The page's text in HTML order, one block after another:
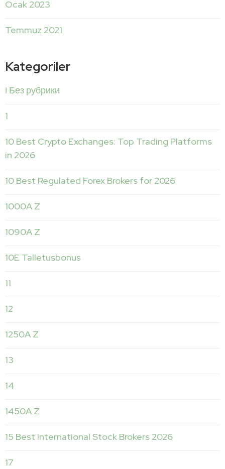
Ocak 2023
Temmuz 2021
Kategoriler
! Без рубрики
1
10 Best Crypto Exchanges: Top Trading Platforms
in 2026
10 Best Regulated Forex Brokers for 2026
1000A Z
1090A Z
10E Talletusbonus
11
12
1250A Z
13
14
1450A Z
15 Best International Stock Brokers 2026
17